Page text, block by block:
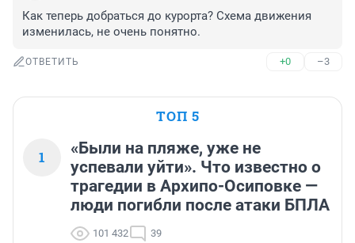
Как теперь добраться до курорта? Схема движения
изменилась, не очень понятно.
ОТВЕТИТЬ +0 –3
ТОП 5
1
«Были на пляже, уже не
успевали уйти». Что известно о
трагедии в Архипо-Осиповке —
люди погибли после атаки БПЛА
101 432 39